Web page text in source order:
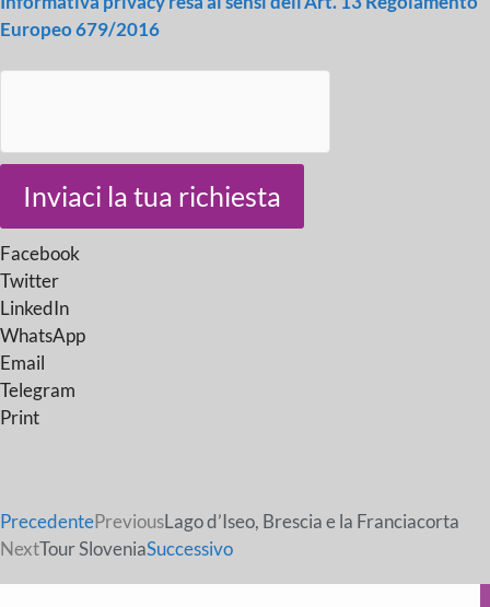
Europeo 679/2016
Inviaci la tua richiesta
Facebook
Twitter
LinkedIn
WhatsApp
Email
Telegram
Print
PrecedentePreviousLago d’Iseo, Brescia e la Franciacorta
NextTour SloveniaSuccessivo